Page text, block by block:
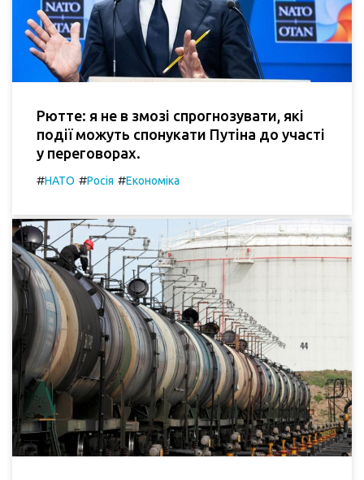
Рютте: я не в змозі спрогнозувати, які
події можуть спонукати Путіна до участі
у переговорах.
#НАТО #Росія #Економіка